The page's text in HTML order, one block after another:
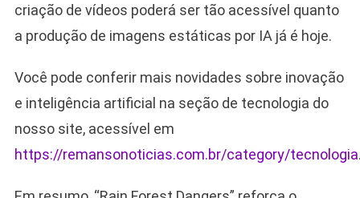
criação de vídeos poderá ser tão acessível quanto
a produção de imagens estáticas por IA já é hoje.
Você pode conferir mais novidades sobre inovação
e inteligência artificial na seção de tecnologia do
nosso site, acessível em
https://remansonoticias.com.br/category/tecnologia